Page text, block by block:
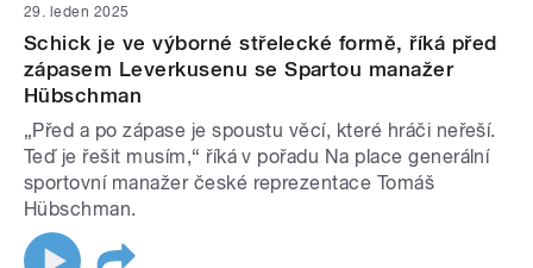
29. leden 2025
Schick je ve výborné střelecké formě, říká před
zápasem Leverkusenu se Spartou manažer
Hübschman
„Před a po zápase je spoustu věcí, které hráči neřeší.
Teď je řešit musím,“ říká v pořadu Na place generální
sportovní manažer české reprezentace Tomáš
Hübschman.